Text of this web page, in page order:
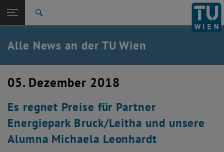
TU Login
Quicklinks
Quicklinks-Menü umschalten
Studium
Karriere
Zurück: Subseiten von TU Wien Startseite auflisten
Zurück zur letzten Ebene:
TU Wien Startseite
Übersicht
Alle News an der TU Wien
05. Dezember 2018
Es regnet Preise für Partner
Energiepark Bruck/Leitha und unsere
Alumna Michaela Leonhardt